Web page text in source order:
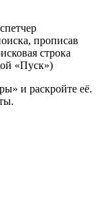
прописав
строка
«Пуск»)
и раскройте её.